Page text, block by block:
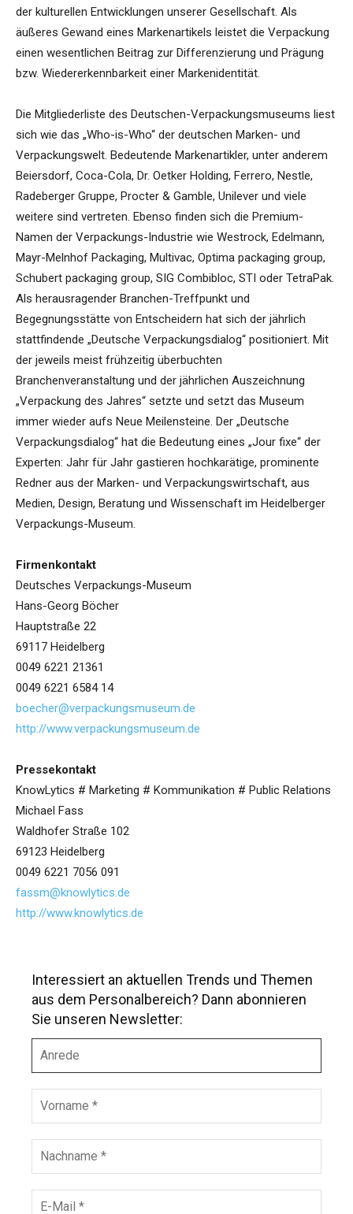
der kulturellen Entwicklungen unserer Gesellschaft. Als
äußeres Gewand eines Markenartikels leistet die Verpackung
einen wesentlichen Beitrag zur Differenzierung und Prägung
bzw. Wiedererkennbarkeit einer Markenidentität.
Die Mitgliederliste des Deutschen-Verpackungsmuseums liest
sich wie das „Who-is-Who“ der deutschen Marken- und
Verpackungswelt. Bedeutende Markenartikler, unter anderem
Beiersdorf, Coca-Cola, Dr. Oetker Holding, Ferrero, Nestle,
Radeberger Gruppe, Procter & Gamble, Unilever und viele
weitere sind vertreten. Ebenso finden sich die Premium-
Namen der Verpackungs-Industrie wie Westrock, Edelmann,
Mayr-Melnhof Packaging, Multivac, Optima packaging group,
Schubert packaging group, SIG Combibloc, STI oder TetraPak.
Als herausragender Branchen-Treffpunkt und
Begegnungsstätte von Entscheidern hat sich der jährlich
stattfindende „Deutsche Verpackungsdialog“ positioniert. Mit
der jeweils meist frühzeitig überbuchten
Branchenveranstaltung und der jährlichen Auszeichnung
„Verpackung des Jahres“ setzte und setzt das Museum
immer wieder aufs Neue Meilensteine. Der „Deutsche
Verpackungsdialog“ hat die Bedeutung eines „Jour fixe“ der
Experten: Jahr für Jahr gastieren hochkarätige, prominente
Redner aus der Marken- und Verpackungswirtschaft, aus
Medien, Design, Beratung und Wissenschaft im Heidelberger
Verpackungs-Museum.
Firmenkontakt
Deutsches Verpackungs-Museum
Hans-Georg Böcher
Hauptstraße 22
69117 Heidelberg
0049 6221 21361
0049 6221 6584 14
boecher@verpackungsmuseum.de
http://www.verpackungsmuseum.de
Pressekontakt
KnowLytics # Marketing # Kommunikation # Public Relations
Michael Fass
Waldhofer Straße 102
69123 Heidelberg
0049 6221 7056 091
fassm@knowlytics.de
http://www.knowlytics.de
Interessiert an aktuellen Trends und Themen
aus dem Personalbereich? Dann abonnieren
Sie unseren Newsletter:
r
e
e
r
n
m
c
h